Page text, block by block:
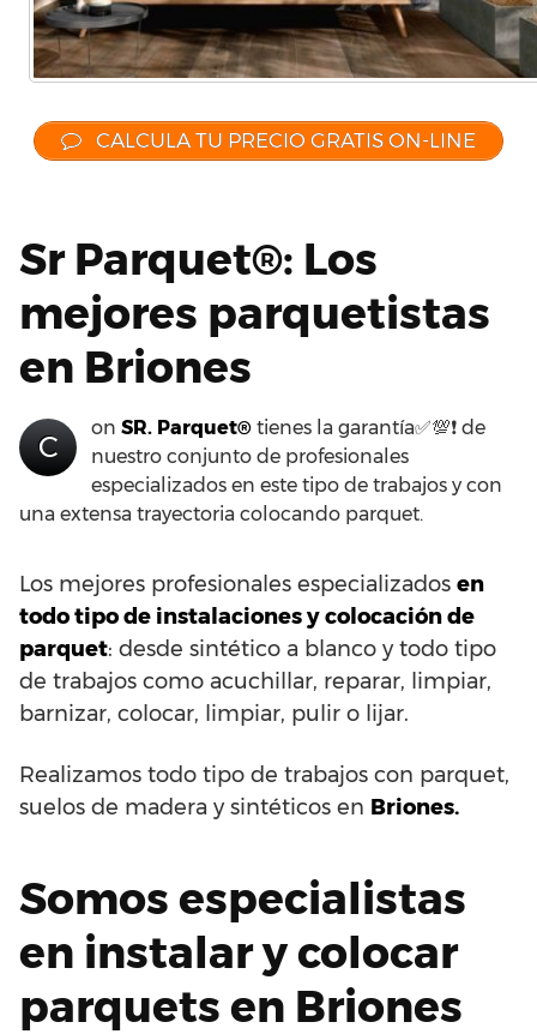
CALCULA TU PRECIO GRATIS ON-LINE
Sr Parquet®: Los
mejores parquetistas
en Briones
C
on SR. Parquet® tienes la garantía✅💯❗ de
nuestro conjunto de profesionales
especializados en este tipo de trabajos y con
una extensa trayectoria colocando parquet.
Los mejores profesionales especializados en
todo tipo de instalaciones y colocación de
parquet: desde sintético a blanco y todo tipo
de trabajos como acuchillar, reparar, limpiar,
barnizar, colocar, limpiar, pulir o lijar.
Realizamos todo tipo de trabajos con parquet,
suelos de madera y sintéticos en Briones.
Somos especialistas
en instalar y colocar
parquets en Briones